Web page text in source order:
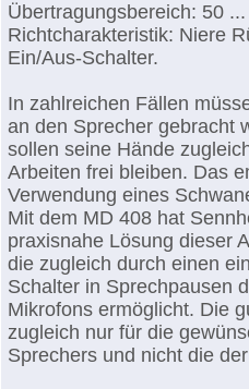
Übertragungsbereich: 50
Richtcharakteristik: Niere
Ein/Aus-Schalter.
In zahlreichen Fällen
an den Sprecher gebracht
sollen seine Hände
Arbeiten frei bleiben. Das
Verwendung eines
Mit dem MD 408 hat
praxisnahe Lösung dieser
die zugleich durch einen
Schalter in Sprechpausen
Mikrofons ermöglicht. Die
zugleich nur für die
Sprechers und nicht die